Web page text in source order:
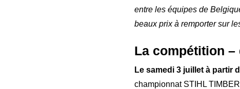
entre les équipes de
beaux prix à remporter sur
La compétition –
Le samedi 3 juillet à partir
championnat STIHL